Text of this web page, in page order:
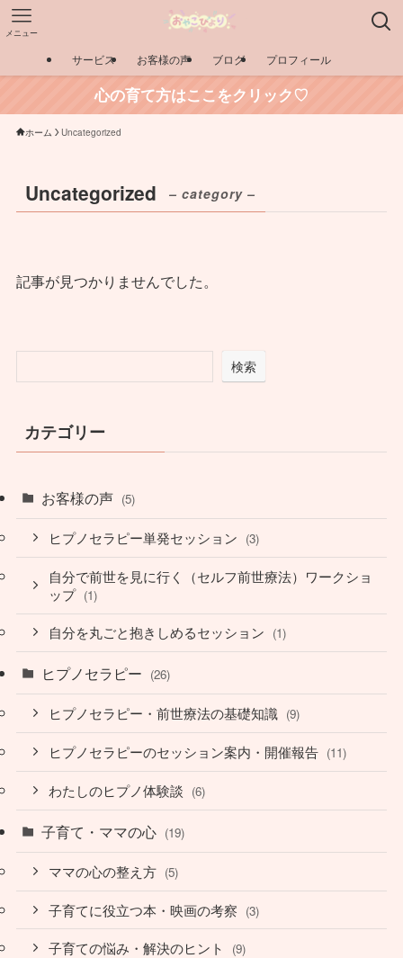
メニュー
サービス お客様の声 ブログ プロフィール
心の育て方はここをクリック♡
ホーム Uncategorized
Uncategorized – category –
記事が見つかりませんでした。
検索
カテゴリー
お客様の声 (5)
ヒプノセラピー単発セッション (3)
自分で前世を見に行く（セルフ前世療法）ワークショ
ップ (1)
自分を丸ごと抱きしめるセッション (1)
ヒプノセラピー (26)
ヒプノセラピー・前世療法の基礎知識 (9)
ヒプノセラピーのセッション案内・開催報告 (11)
わたしのヒプノ体験談 (6)
子育て・ママの心 (19)
ママの心の整え方 (5)
子育てに役立つ本・映画の考察 (3)
子育ての悩み・解決のヒント (9)